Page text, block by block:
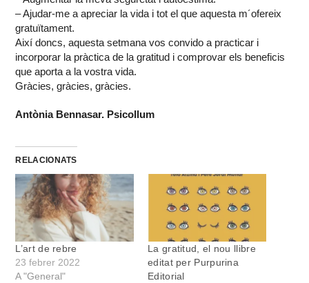
– Ajudar-me a apreciar la vida i tot el que aquesta m´ofereix
gratuïtament.
Així doncs, aquesta setmana vos convido a practicar i
incorporar la pràctica de la gratitud i comprovar els beneficis
que aporta a la vostra vida.
Gràcies, gràcies, gràcies.
Antònia Bennasar. Psicollum
RELACIONATS
L’art de rebre
23 febrer 2022
A "General"
La gratitud, el nou llibre
editat per Purpurina
Editorial